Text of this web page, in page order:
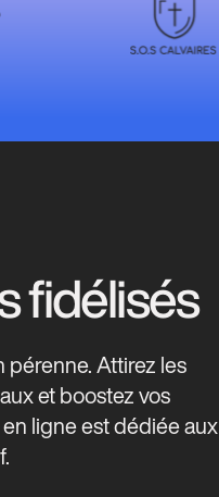
fidélisés
pérenne. Attirez les
et boostez vos
ligne est dédiée aux